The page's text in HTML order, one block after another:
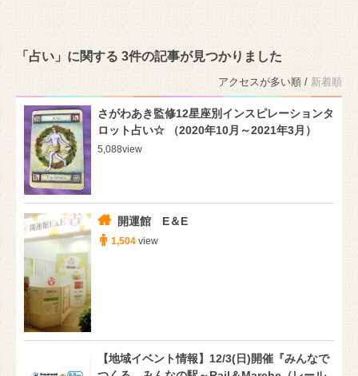
「占い」に関する 3件の記事が見つかりました
アクセスが多い順 / 新着順
さがわあき監修12星座別インスピレーションタ
ロット占い☆ （2020年10月～2021年3月）
5,088view
開運館 E＆E
1,504 view
【地域イベント情報】12/3(日)開催『みんなで